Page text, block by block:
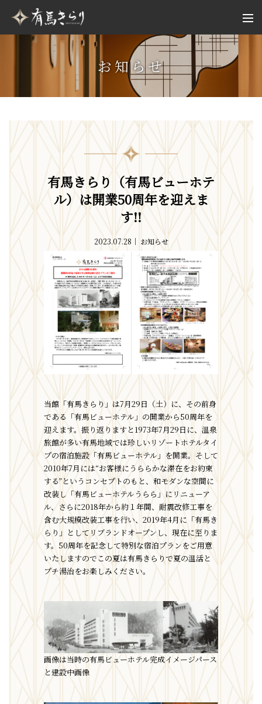
お知らせ
有馬きらり（有馬ビューホテ
ル）は開業50周年を迎えま
す!!
2023.07.28 お知らせ
当館「有馬きらり」は7月29日（土）に、その前身
である「有馬ビューホテル」の開業から50周年を
迎えます。振り返りますと1973年7月29日に、温泉
旅館が多い有馬地域では珍しいリゾートホテルタイ
プの宿泊施設「有馬ビューホテル」を開業。そして
2010年7月には“お客様にうららかな滞在をお約束
する”というコンセプトのもと、和モダンな空間に
改装し「有馬ビューホテルうらら」にリニューア
ル、さらに2018年から約１年間、耐震改修工事を
含む大規模改装工事を行い、2019年4月に「有馬き
らり」としてリブランドオープンし、現在に至りま
す。50周年を記念して特別な宿泊プランをご用意
いたしますのでこの夏は有馬きらりで夏の温活と
プチ湯治をお楽しみください。
画像は当時の有馬ビューホテル完成イメージパース
と建設中画像